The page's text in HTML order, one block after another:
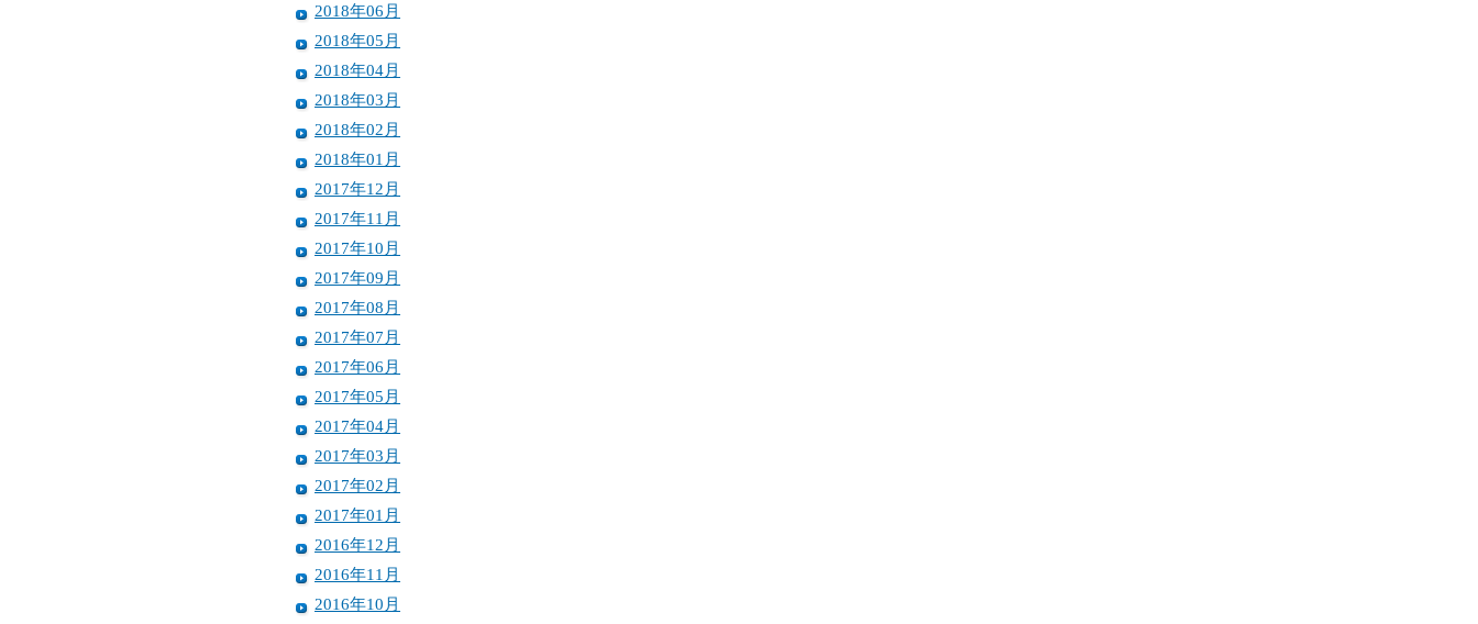
2018年06月
2018年05月
2018年04月
2018年03月
2018年02月
2018年01月
2017年12月
2017年11月
2017年10月
2017年09月
2017年08月
2017年07月
2017年06月
2017年05月
2017年04月
2017年03月
2017年02月
2017年01月
2016年12月
2016年11月
2016年10月